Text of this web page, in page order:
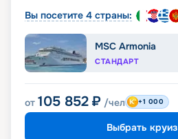
Вы посетите 4 страны:
MSC Armonia
СТАНДАРТ
от 105 852 ₽ /чел +1 000
Выбрать круиз